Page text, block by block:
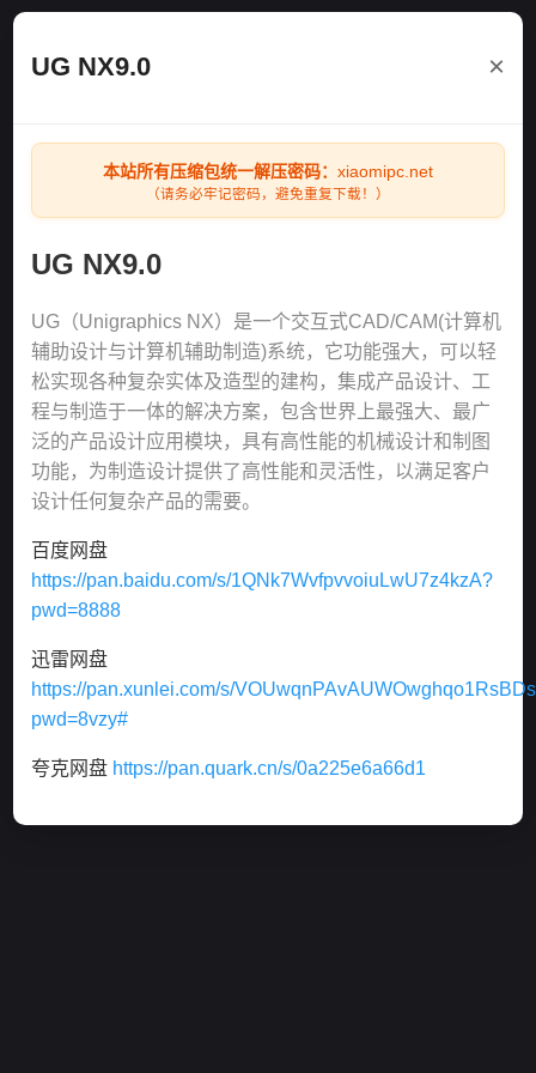
UG NX9.0 ×
本站所有压缩包统一解压密码： xiaomipc.net
（请务必牢记密码，避免重复下载！）
UG NX9.0
UG（Unigraphics NX）是一个交互式CAD/CAM(计算机
辅助设计与计算机辅助制造)系统，它功能强大，可以轻
松实现各种复杂实体及造型的建构，集成产品设计、工
程与制造于一体的解决方案，包含世界上最强大、最广
泛的产品设计应用模块，具有高性能的机械设计和制图
功能，为制造设计提供了高性能和灵活性，以满足客户
设计任何复杂产品的需要。
百度网盘
https://pan.baidu.com/s/1QNk7WvfpvvoiuLwU7z4kzA?
pwd=8888
迅雷网盘
https://pan.xunlei.com/s/
pwd=8vzy#
夸克网盘 https://pan.quark.cn/s/0a225e6a66d1